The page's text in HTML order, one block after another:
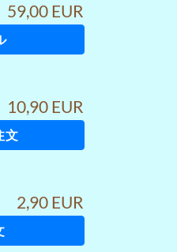
59,00 EUR
10,90 EUR
文
2,90 EUR